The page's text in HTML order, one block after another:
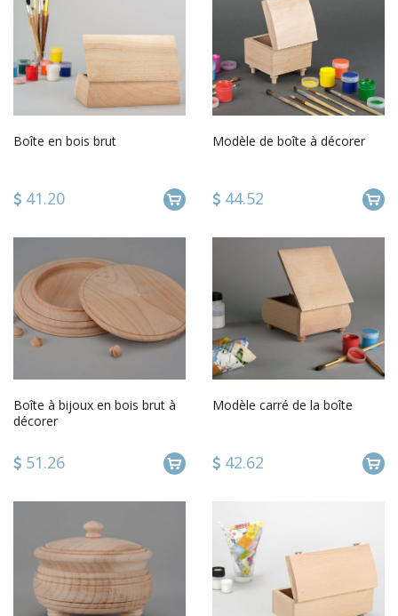
Boîte en bois brut
41.20
Modèle de boîte à décorer
44.52
Boîte à bijoux en bois brut à
décorer
51.26
Modèle carré de la boîte
42.62